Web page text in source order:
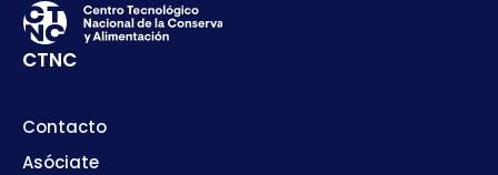
CTNC
Contacto
Asóciate